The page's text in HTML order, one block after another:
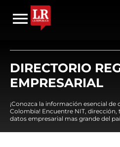
DIRECTORIO
EMPRESARIAL
¡Conozca la información esencial de
Colombia! Encuentre NIT, dirección,
datos empresarial mas grande del